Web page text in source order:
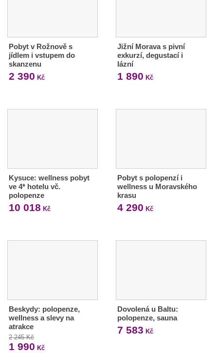
Pobyt v Rožnově s
jídlem i vstupem do
skanzenu
2 390 Kč
Jižní Morava s pivní
exkurzí, degustací i
lázní
1 890 Kč
Kysuce: wellness pobyt
ve 4* hotelu vč.
polopenze
10 018 Kč
Pobyt s polopenzí i
wellness u Moravského
krasu
4 290 Kč
Beskydy: polopenze,
wellness a slevy na
atrakce
2 245 Kč
1 990 Kč
Dovolená u Baltu:
polopenze, sauna
7 583 Kč